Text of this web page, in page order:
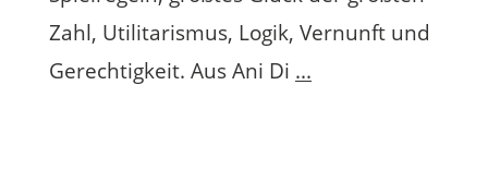
Zahl, Utilitarismus, Logik, Vernunft und
Gerechtigkeit. Aus Ani Di ...